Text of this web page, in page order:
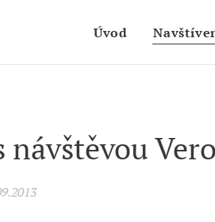
Úvod